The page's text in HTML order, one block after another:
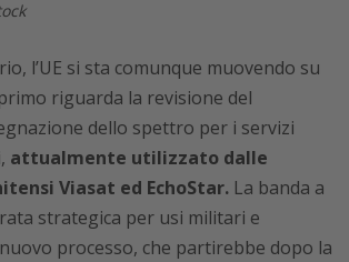
l’UE si sta comunque muovendo su
riguarda la revisione del
dello spettro per i servizi
attualmente utilizzato dalle
Viasat ed EchoStar. La banda a
strategica per usi militari e
processo, che partirebbe dopo la